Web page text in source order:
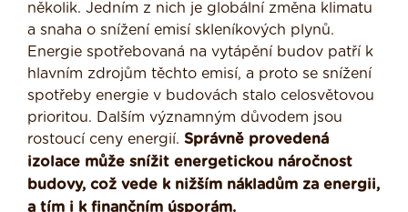
několik. Jedním z nich je globální změna klimatu
a snaha o snížení emisí skleníkových plynů.
Energie spotřebovaná na vytápění budov patří k
hlavním zdrojům těchto emisí, a proto se snížení
spotřeby energie v budovách stalo celosvětovou
prioritou. Dalším významným důvodem jsou
rostoucí ceny energií. Správně provedená
izolace může snížit energetickou náročnost
budovy, což vede k nižším nákladům za energii,
a tím i k finančním úsporám.